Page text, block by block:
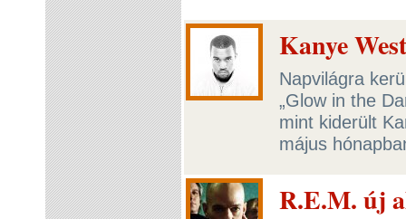
Kanye
Napvilágra
„Glow in the
mint kiderült
május
R.E.M. új